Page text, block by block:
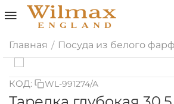
Главная / Посуда из белого
КОД: WL-991274/A